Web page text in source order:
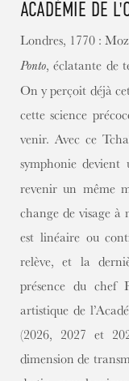
ACADÉMIE DE
Londres, 1770 :
Ponto, éclatante de
On y perçoit déjà
cette science
venir. Avec ce
symphonie devient
revenir un même
change de visage à
est linéaire ou
relève, et la
présence du chef
artistique de
(2026, 2027 et
dimension de